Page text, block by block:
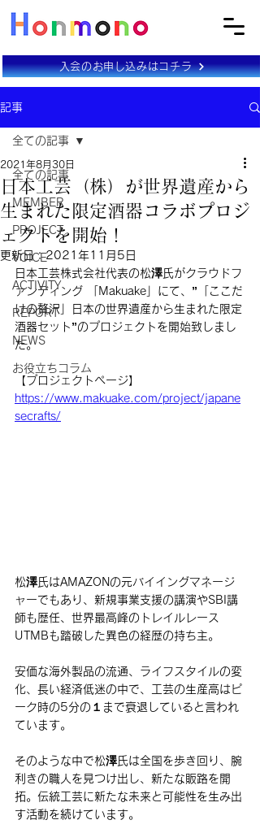
入会のお申し込みはコチラ
記事
全ての記事
MEMBER
PROJECT
VOICE
ACTIVITY
REPORT
NEWS
お役立ちコラム
全ての記事
日本工芸（株）が世界遺産から
生まれた限定酒器コラボプロジ
ェクトを開始！
2021年8月30日
更新日：2021年11月5日
日本工芸株式会社代表の松澤氏がクラウドフ
ァンディング 「Makuake」にて、 ”「ここだ
けの贅沢」日本の世界遺産から生まれた限定
酒器セット”のプロジェクトを開始致しまし
た。
【プロジェクトページ】
https://www.makuake.com/project/japane
secrafts/
松澤氏はAMAZONの元バイイングマネージ
ャーでもあり、新規事業支援の講演やSBI講
師も歴任、世界最高峰のトレイルレース
UTMBも踏破した異色の経歴の持ち主。
安価な海外製品の流通、ライフスタイルの変
化、長い経済低迷の中で、 工芸の生産高はピ
ーク時の5分の１まで衰退 していると言われ
ています。
そのような中で松澤氏は全国を歩き回り、腕
利きの職人を見つけ出し、新たな販路を開
拓。 伝統工芸に新たな未来と可能性を生み出
す活動を続けています。